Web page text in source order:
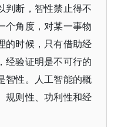
判断，智性禁止得不
个角度，对某一事物
的时候，只有借助经
经验证明是不可行的
智性。人工智能的概
规则性、功利性和经